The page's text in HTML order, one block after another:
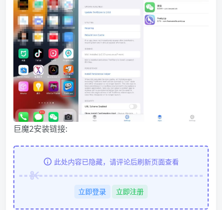
巨魔2安装链接:
此处内容已隐藏，请评论后刷新页面查看
立即登录 立即注册